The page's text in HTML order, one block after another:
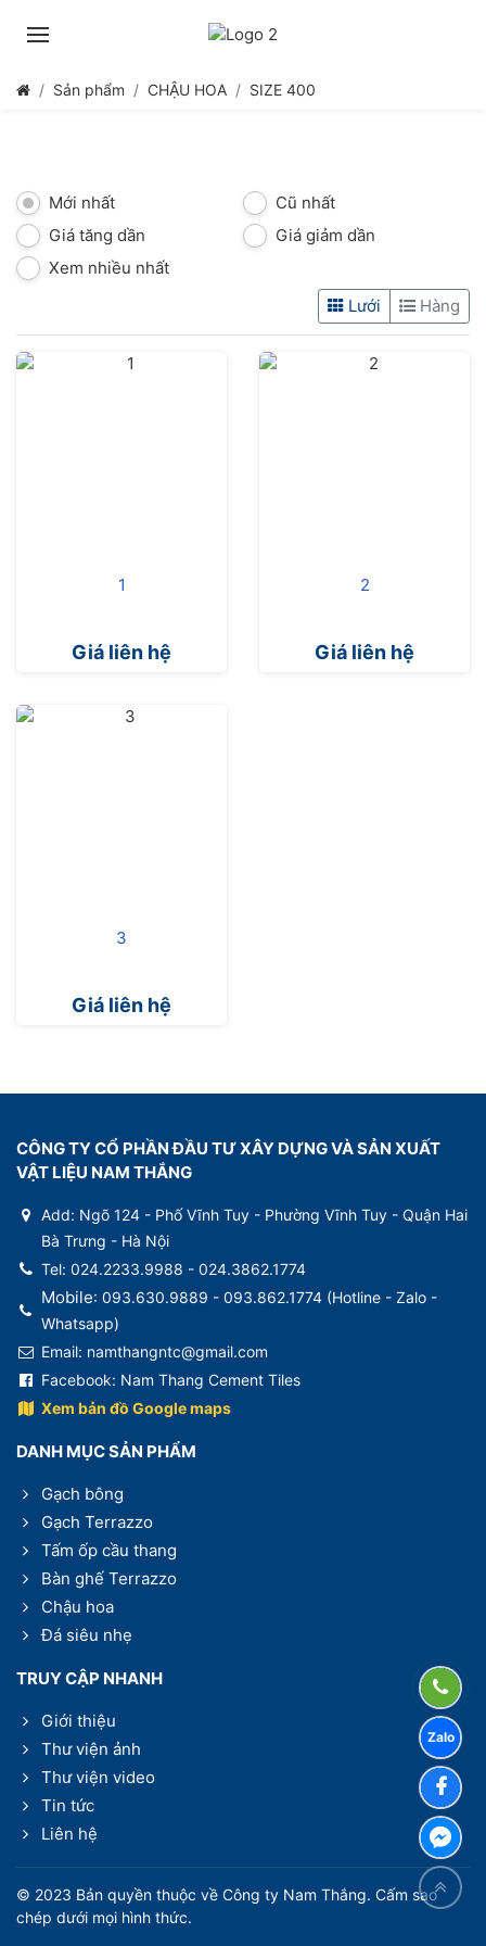
Sản phẩm CHẬU HOA SIZE 400
Mới nhất
Cũ nhất
Giá tăng dần
Giá giảm dần
Xem nhiều nhất
Lưới
Hàng
1
Giá liên hệ
2
Giá liên hệ
3
Giá liên hệ
CÔNG TY CỔ PHẦN ĐẦU TƯ XÂY DỰNG VÀ SẢN XUẤT
VẬT LIỆU NAM THẮNG
Add: Ngõ 124 - Phố Vĩnh Tuy - Phường Vĩnh Tuy - Quận Hai
Bà Trưng - Hà Nội
Tel: 024.2233.9988 - 024.3862.1774
Mobile: 093.630.9889 - 093.862.1774 (Hotline - Zalo -
Whatsapp)
Email: namthangntc@gmail.com
Facebook: Nam Thang Cement Tiles
Xem bản đồ Google maps
DANH MỤC SẢN PHẨM
Gạch bông
Gạch Terrazzo
Tấm ốp cầu thang
Bàn ghế Terrazzo
Chậu hoa
Đá siêu nhẹ
TRUY CẬP NHANH
Giới thiệu
Thư viện ảnh
Thư viện video
Tin tức
Liên hệ
© 2023 Bản quyền thuộc về Công ty Nam Thắng. Cấm sao
chép dưới mọi hình thức.